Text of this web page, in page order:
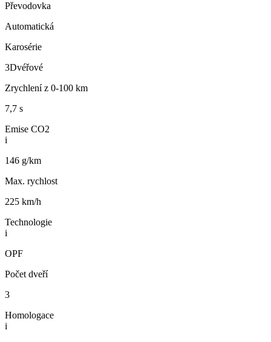
Převodovka
Automatická
Karosérie
3Dvéřové
Zrychlení z 0-100 km
7,7 s
Emise CO2
i
146 g/km
Max. rychlost
225 km/h
Technologie
i
OPF
Počet dveří
3
Homologace
i